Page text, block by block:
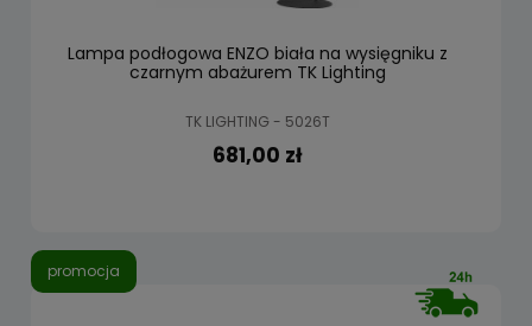
Lampa podłogowa ENZO biała na wysięgniku z
czarnym abażurem TK Lighting
TK LIGHTING - 5026T
681,00 zł
promocja